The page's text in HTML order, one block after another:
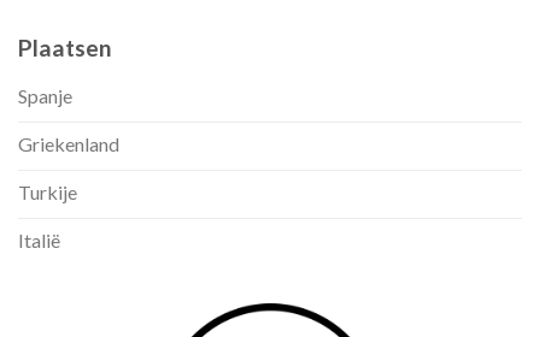
Plaatsen
Spanje
Griekenland
Turkije
Italië